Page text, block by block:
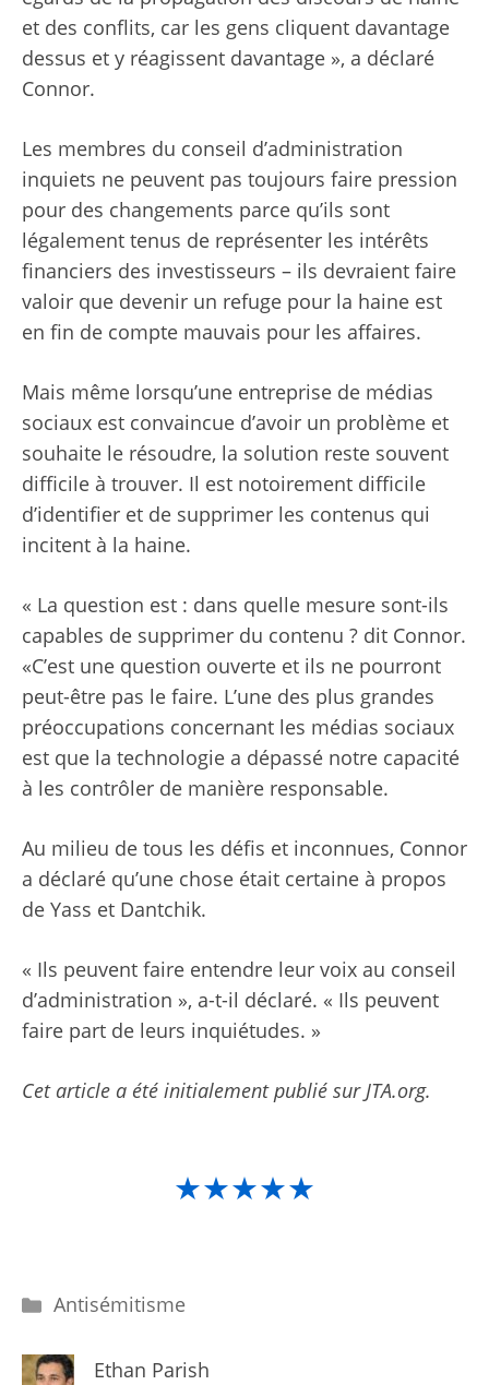
et des conflits, car les gens cliquent davantage
dessus et y réagissent davantage », a déclaré
Connor.
Les membres du conseil d’administration
inquiets ne peuvent pas toujours faire pression
pour des changements parce qu’ils sont
légalement tenus de représenter les intérêts
financiers des investisseurs – ils devraient faire
valoir que devenir un refuge pour la haine est
en fin de compte mauvais pour les affaires.
Mais même lorsqu’une entreprise de médias
sociaux est convaincue d’avoir un problème et
souhaite le résoudre, la solution reste souvent
difficile à trouver. Il est notoirement difficile
d’identifier et de supprimer les contenus qui
incitent à la haine.
« La question est : dans quelle mesure sont-ils
capables de supprimer du contenu ? dit Connor.
«C’est une question ouverte et ils ne pourront
peut-être pas le faire. L’une des plus grandes
préoccupations concernant les médias sociaux
est que la technologie a dépassé notre capacité
à les contrôler de manière responsable.
Au milieu de tous les défis et inconnues, Connor
a déclaré qu’une chose était certaine à propos
de Yass et Dantchik.
« Ils peuvent faire entendre leur voix au conseil
d’administration », a-t-il déclaré. « Ils peuvent
faire part de leurs inquiétudes. »
Cet article a été initialement publié sur JTA.org.
★★★★★
Catégories
Antisémitisme
Ethan Parish